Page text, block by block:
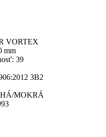
VORTEX
mm
39
3B2
MOKRÁ